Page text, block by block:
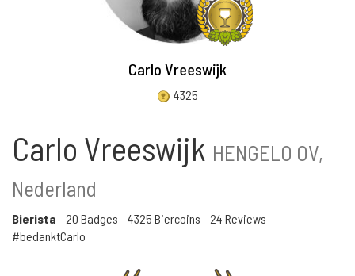
Carlo Vreeswijk
4325
Carlo Vreeswijk HENGELO OV,
Nederland
Bierista - 20 Badges - 4325 Biercoins - 24 Reviews -
#bedanktCarlo